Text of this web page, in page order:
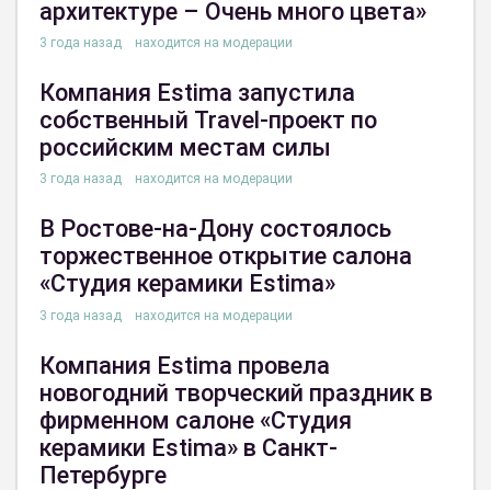
архитектуре – Очень много цвета»
3 года назад находится на модерации
Компания Estima запустила
собственный Travel-проект по
российским местам силы
3 года назад находится на модерации
В Ростове-на-Дону состоялось
торжественное открытие салона
«Студия керамики Estima»
3 года назад находится на модерации
Компания Estima провела
новогодний творческий праздник в
фирменном салоне «Студия
керамики Estima» в Санкт-
Петербурге